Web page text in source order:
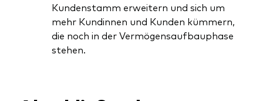
Kundenstamm erweitern und sich um
mehr Kundinnen und Kunden kümmern,
die noch in der Vermögensaufbauphase
stehen.